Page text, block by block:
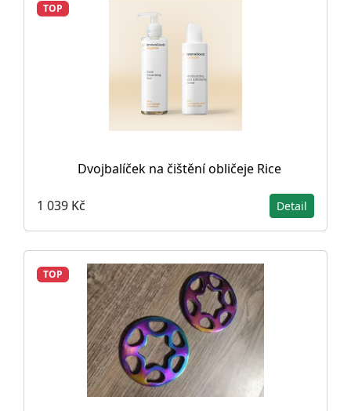
TOP
Dvojbalíček na čištění obličeje Rice
1 039 Kč Detail
TOP